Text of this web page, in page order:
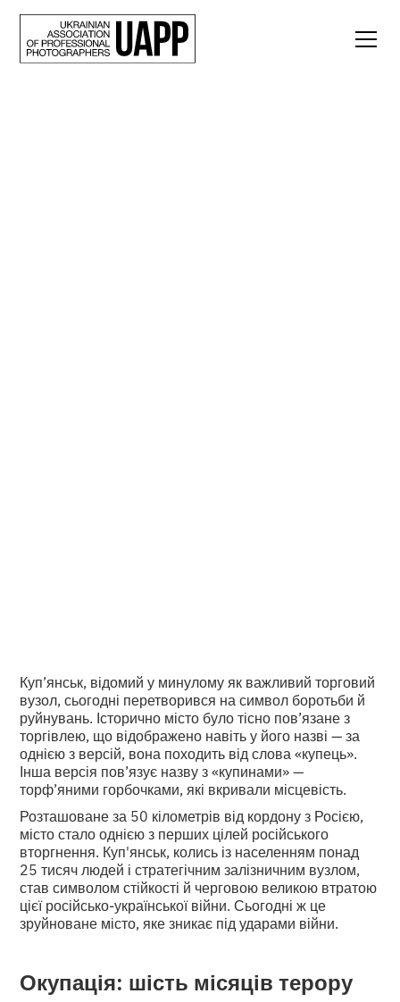
Куп’янськ, відомий у минулому як важливий торговий
вузол, сьогодні перетворився на символ боротьби й
руйнувань. Історично місто було тісно пов’язане з
торгівлею, що відображено навіть у його назві — за
однією з версій, вона походить від слова «купець».
Інша версія пов’язує назву з «купинами» —
торф’яними горбочками, які вкривали місцевість.
Розташоване за 50 кілометрів від кордону з Росією,
місто стало однією з перших цілей російського
вторгнення. Куп'янськ, колись із населенням понад
25 тисяч людей і стратегічним залізничним вузлом,
став символом стійкості й черговою великою втратою
цієї російсько-української війни. Сьогодні ж це
зруйноване місто, яке зникає під ударами війни.
Окупація: шість місяців терору